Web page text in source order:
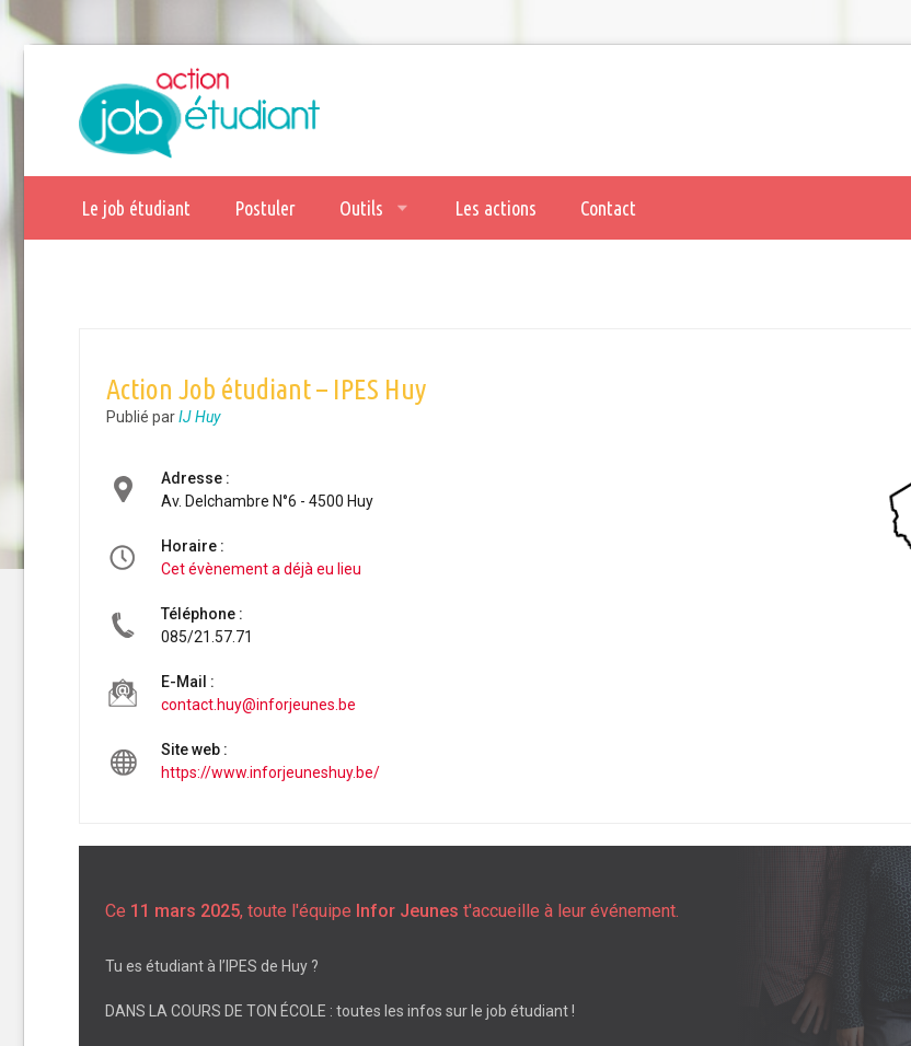
Le job étudiant Postuler Outils Les actions Contact
Action Job étudiant – IPES Huy
Publié par IJ Huy
Adresse :
Av. Delchambre N°6 - 4500 Huy
Horaire :
Cet évènement a déjà eu lieu
Téléphone :
085/21.57.71
E-Mail :
contact.huy@inforjeunes.be
Site web :
https://www.inforjeuneshuy.be/
Ce 11 mars 2025, toute l'équipe Infor Jeunes t'accueille à leur événement.
Tu es étudiant à l’IPES de Huy ?
DANS LA COURS DE TON ÉCOLE : toutes les infos sur le job étudiant !